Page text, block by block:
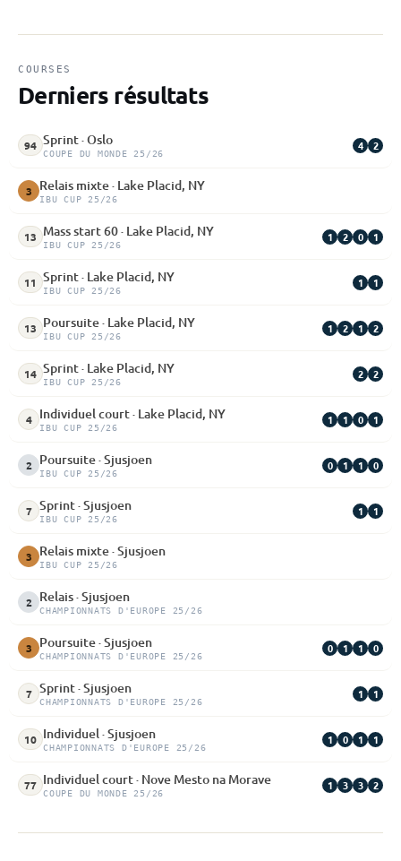
COURSES
Derniers résultats
94 Sprint · Oslo
COUPE DU MONDE 25/26
4 2
3 Relais mixte · Lake Placid, NY
IBU CUP 25/26
13 Mass start 60 · Lake Placid, NY
IBU CUP 25/26
1 2 0 1
11 Sprint · Lake Placid, NY
IBU CUP 25/26
1 1
13 Poursuite · Lake Placid, NY
IBU CUP 25/26
1 2 1 2
14 Sprint · Lake Placid, NY
IBU CUP 25/26
2 2
4 Individuel court · Lake Placid, NY
IBU CUP 25/26
1 1 0 1
2 Poursuite · Sjusjoen
IBU CUP 25/26
0 1 1 0
7 Sprint · Sjusjoen
IBU CUP 25/26
1 1
3 Relais mixte · Sjusjoen
IBU CUP 25/26
2 Relais · Sjusjoen
CHAMPIONNATS D'EUROPE 25/26
3 Poursuite · Sjusjoen
CHAMPIONNATS D'EUROPE 25/26
0 1 1 0
7 Sprint · Sjusjoen
CHAMPIONNATS D'EUROPE 25/26
1 1
10 Individuel · Sjusjoen
CHAMPIONNATS D'EUROPE 25/26
1 0 1 1
77 Individuel court · Nove Mesto na Morave
COUPE DU MONDE 25/26
1 3 3 2